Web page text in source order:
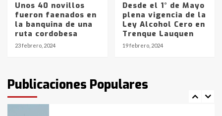
Unos 40 novillos
fueron faenados en
la banquina de una
ruta cordobesa
23 febrero, 2024
Desde el 1° de Mayo
plena vigencia de la
Ley Alcohol Cero en
Trenque Lauquen
19 febrero, 2024
Publicaciones Populares
6
La Bolsa de Cereales de Bahía
Blanca anticipa que Agosto vendrá
con lluvias y heladas, en gran parte
de la provincia
fueron detenidos por
comercialización de drogas en la
tarde del sábado